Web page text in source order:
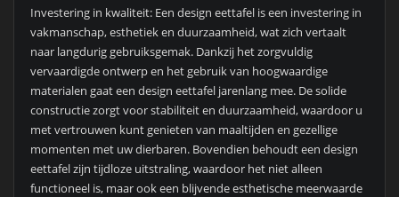
Investering in kwaliteit: Een design eettafel is een investering in
vakmanschap, esthetiek en duurzaamheid, wat zich vertaalt
naar langdurig gebruiksgemak. Dankzij het zorgvuldig
vervaardigde ontwerp en het gebruik van hoogwaardige
materialen gaat een design eettafel jarenlang mee. De solide
constructie zorgt voor stabiliteit en duurzaamheid, waardoor u
met vertrouwen kunt genieten van maaltijden en gezellige
momenten met uw dierbaren. Bovendien behoudt een design
eettafel zijn tijdloze uitstraling, waardoor het niet alleen
functioneel is, maar ook een blijvende esthetische meerwaarde